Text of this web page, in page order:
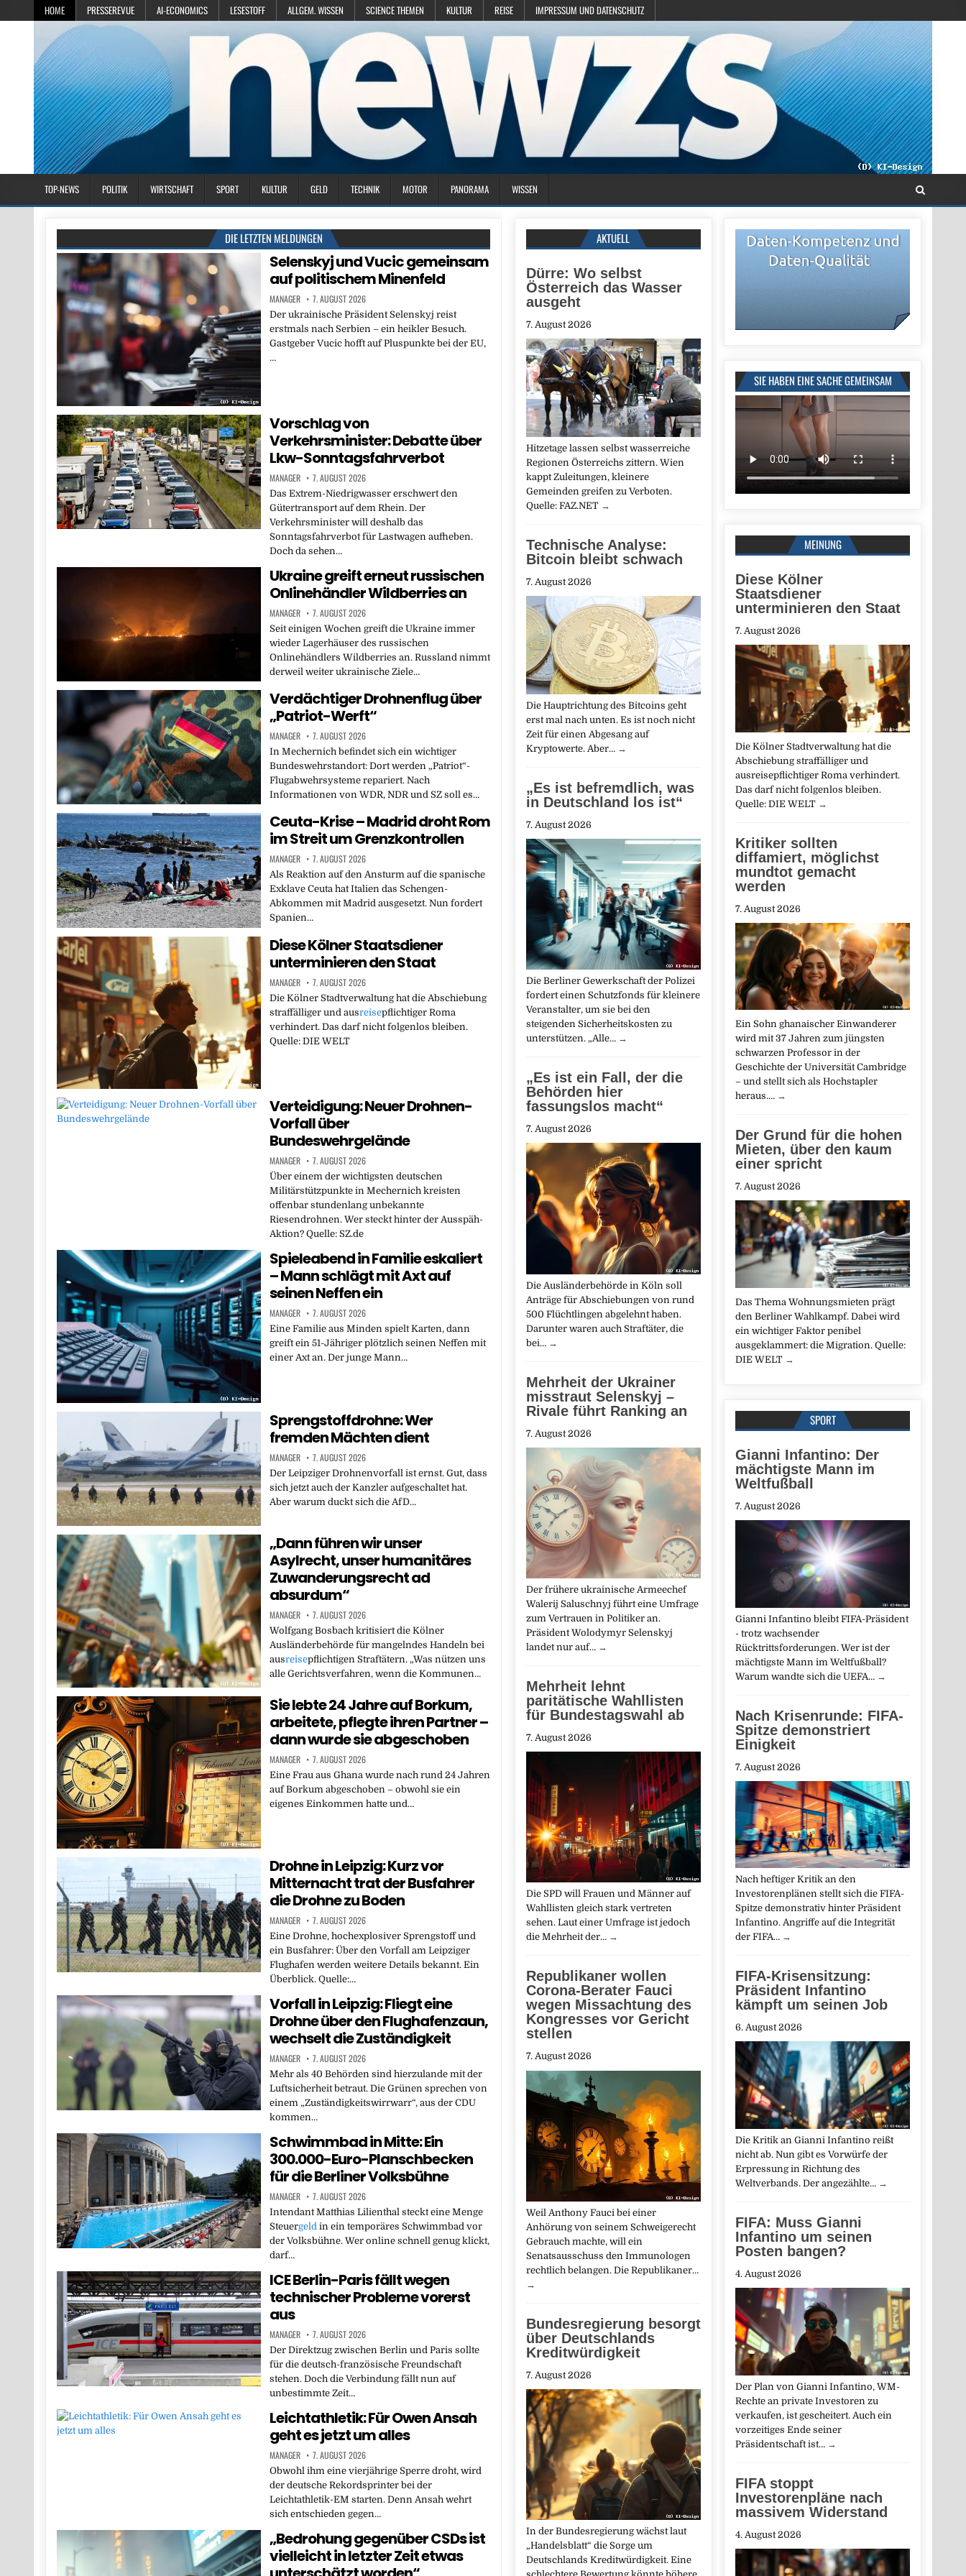
HOME PRESSEREVUE AI-ECONOMICS LESESTOFF ALLGEM. WISSEN SCIENCE THEMEN KULTUR REISE IMPRESSUM UND DATENSCHUTZ
TOP-NEWS POLITIK WIRTSCHAFT SPORT KULTUR GELD TECHNIK MOTOR PANORAMA WISSEN
DIE LETZTEN MELDUNGEN
Selenskyj und Vucic gemeinsam
auf politischem Minenfeld
MANAGER 7. AUGUST 2026
Der ukrainische Präsident Selenskyj reist
erstmals nach Serbien – ein heikler Besuch.
Gastgeber Vucic hofft auf Pluspunkte bei der EU,
…
Vorschlag von
Verkehrsminister: Debatte über
Lkw-Sonntagsfahrverbot
MANAGER 7. AUGUST 2026
Das Extrem-Niedrigwasser erschwert den
Gütertransport auf dem Rhein. Der
Verkehrsminister will deshalb das
Sonntagsfahrverbot für Lastwagen aufheben.
Doch da sehen…
Ukraine greift erneut russischen
Onlinehändler Wildberries an
MANAGER 7. AUGUST 2026
Seit einigen Wochen greift die Ukraine immer
wieder Lagerhäuser des russischen
Onlinehändlers Wildberries an. Russland nimmt
derweil weiter ukrainische Ziele…
Verdächtiger Drohnenflug über
„Patriot-Werft“
MANAGER 7. AUGUST 2026
In Mechernich befindet sich ein wichtiger
Bundeswehrstandort: Dort werden „Patriot“-
Flugabwehrsysteme repariert. Nach
Informationen von WDR, NDR und SZ soll es…
Ceuta-Krise – Madrid droht Rom
im Streit um Grenzkontrollen
MANAGER 7. AUGUST 2026
Als Reaktion auf den Ansturm auf die spanische
Exklave Ceuta hat Italien das Schengen-
Abkommen mit Madrid ausgesetzt. Nun fordert
Spanien…
Diese Kölner Staatsdiener
unterminieren den Staat
MANAGER 7. AUGUST 2026
Die Kölner Stadtverwaltung hat die Abschiebung
straffälliger und ausreisepflichtiger Roma
verhindert. Das darf nicht folgenlos bleiben.
Quelle: DIE WELT
Verteidigung: Neuer Drohnen-
Vorfall über
Bundeswehrgelände
MANAGER 7. AUGUST 2026
Über einem der wichtigsten deutschen
Militärstützpunkte in Mechernich kreisten
offenbar stundenlang unbekannte
Riesendrohnen. Wer steckt hinter der Ausspäh-
Aktion? Quelle: SZ.de
Spieleabend in Familie eskaliert
– Mann schlägt mit Axt auf
seinen Neffen ein
MANAGER 7. AUGUST 2026
Eine Familie aus Minden spielt Karten, dann
greift ein 51-Jähriger plötzlich seinen Neffen mit
einer Axt an. Der junge Mann…
Sprengstoffdrohne: Wer
fremden Mächten dient
MANAGER 7. AUGUST 2026
Der Leipziger Drohnenvorfall ist ernst. Gut, dass
sich jetzt auch der Kanzler aufgeschaltet hat.
Aber warum duckt sich die AfD…
„Dann führen wir unser
Asylrecht, unser humanitäres
Zuwanderungsrecht ad
absurdum“
MANAGER 7. AUGUST 2026
Wolfgang Bosbach kritisiert die Kölner
Ausländerbehörde für mangelndes Handeln bei
ausreisepflichtigen Straftätern. „Was nützen uns
alle Gerichtsverfahren, wenn die Kommunen…
Sie lebte 24 Jahre auf Borkum,
arbeitete, pflegte ihren Partner –
dann wurde sie abgeschoben
MANAGER 7. AUGUST 2026
Eine Frau aus Ghana wurde nach rund 24 Jahren
auf Borkum abgeschoben – obwohl sie ein
eigenes Einkommen hatte und…
Drohne in Leipzig: Kurz vor
Mitternacht trat der Busfahrer
die Drohne zu Boden
MANAGER 7. AUGUST 2026
Eine Drohne, hochexplosiver Sprengstoff und
ein Busfahrer: Über den Vorfall am Leipziger
Flughafen werden weitere Details bekannt. Ein
Überblick. Quelle:…
Vorfall in Leipzig: Fliegt eine
Drohne über den Flughafenzaun,
wechselt die Zuständigkeit
MANAGER 7. AUGUST 2026
Mehr als 40 Behörden sind hierzulande mit der
Luftsicherheit betraut. Die Grünen sprechen von
einem „Zuständigkeitswirrwarr“, aus der CDU
kommen…
Schwimmbad in Mitte: Ein
300.000-Euro-Planschbecken
für die Berliner Volksbühne
MANAGER 7. AUGUST 2026
Intendant Matthias Lilienthal steckt eine Menge
Steuergeldin ein temporäres Schwimmbad vor
der Volksbühne. Wer online schnell genug klickt,
darf…
ICE Berlin-Paris fällt wegen
technischer Probleme vorerst
aus
MANAGER 7. AUGUST 2026
Der Direktzug zwischen Berlin und Paris sollte
für die deutsch-französische Freundschaft
stehen. Doch die Verbindung fällt nun auf
unbestimmte Zeit…
Leichtathletik: Für Owen Ansah
geht es jetzt um alles
MANAGER 7. AUGUST 2026
Obwohl ihm eine vierjährige Sperre droht, wird
der deutsche Rekordsprinter bei der
Leichtathletik-EM starten. Denn Ansah wehrt
sich entschieden gegen…
„Bedrohung gegenüber CSDs ist
vielleicht in letzter Zeit etwas
SIE HABEN EINE SACHE GEMEINSAM
MEINUNG
Diese Kölner
Staatsdiener
unterminieren den Staat
7. August 2026
Die Kölner Stadtverwaltung hat die
Abschiebung straffälliger und
ausreisepflichtiger Roma verhindert.
Das darf nicht folgenlos bleiben.
Quelle: DIE WELT →
Kritiker sollten
diffamiert, möglichst
mundtot gemacht
werden
7. August 2026
Ein Sohn ghanaischer Einwanderer
wird mit 37 Jahren zum jüngsten
schwarzen Professor in der
Geschichte der Universität Cambridge
– und stellt sich als Hochstapler
heraus.… →
Der Grund für die hohen
Mieten, über den kaum
einer spricht
7. August 2026
Das Thema Wohnungsmieten prägt
den Berliner Wahlkampf. Dabei wird
ein wichtiger Faktor penibel
ausgeklammert: die Migration. Quelle:
DIE WELT →
SPORT
Gianni Infantino: Der
mächtigste Mann im
Weltfußball
7. August 2026
Gianni Infantino bleibt FIFA-Präsident
- trotz wachsender
Rücktrittsforderungen. Wer ist der
mächtigste Mann im Weltfußball?
Warum wandte sich die UEFA… →
Nach Krisenrunde: FIFA-
Spitze demonstriert
Einigkeit
7. August 2026
Nach heftiger Kritik an den
Investorenplänen stellt sich die FIFA-
Spitze demonstrativ hinter Präsident
Infantino. Angriffe auf die Integrität
der FIFA… →
FIFA-Krisensitzung:
Präsident Infantino
kämpft um seinen Job
6. August 2026
Die Kritik an Gianni Infantino reißt
nicht ab. Nun gibt es Vorwürfe der
Erpressung in Richtung des
Weltverbands. Der angezählte… →
FIFA: Muss Gianni
Infantino um seinen
Posten bangen?
4. August 2026
Der Plan von Gianni Infantino, WM-
Rechte an private Investoren zu
verkaufen, ist gescheitert. Auch ein
vorzeitiges Ende seiner
Präsidentschaft ist… →
FIFA stoppt
Investorenpläne nach
massivem Widerstand
4. August 2026
AKTUELL
Dürre: Wo selbst
Österreich das Wasser
ausgeht
7. August 2026
Hitzetage lassen selbst wasserreiche
Regionen Österreichs zittern. Wien
kappt Zuleitungen, kleinere
Gemeinden greifen zu Verboten.
Quelle: FAZ.NET →
Technische Analyse:
Bitcoin bleibt schwach
7. August 2026
Die Haupt­richtung des Bitcoins geht
erst mal nach unten. Es ist noch nicht
Zeit für einen Abgesang auf
Kryptowerte. Aber… →
„Es ist befremdlich, was
in Deutschland los ist“
7. August 2026
Die Berliner Gewerkschaft der Polizei
fordert einen Schutzfonds für kleinere
Veranstalter, um sie bei den
steigenden Sicherheitskosten zu
unterstützen. „Alle… →
„Es ist ein Fall, der die
Behörden hier
fassungslos macht“
7. August 2026
Die Ausländerbehörde in Köln soll
Anträge für Abschiebungen von rund
500 Flüchtlingen abgelehnt haben.
Darunter waren auch Straftäter, die
bei… →
Mehrheit der Ukrainer
misstraut Selenskyj –
Rivale führt Ranking an
7. August 2026
Der frühere ukrainische Armeechef
Walerij Saluschnyj führt eine Umfrage
zum Vertrauen in Politiker an.
Präsident Wolodymyr Selenskyj
landet nur auf… →
Mehrheit lehnt
paritätische Wahllisten
für Bundestagswahl ab
7. August 2026
Die SPD will Frauen und Männer auf
Wahllisten gleich stark vertreten
sehen. Laut einer Umfrage ist jedoch
die Mehrheit der… →
Republikaner wollen
Corona-Berater Fauci
wegen Missachtung des
Kongresses vor Gericht
stellen
7. August 2026
Weil Anthony Fauci bei einer
Anhörung von seinem Schweigerecht
Gebrauch machte, will ein
Senatsausschuss den Immunologen
rechtlich belangen. Die Republikaner…
→
Bundesregierung besorgt
über Deutschlands
Kreditwürdigkeit
7. August 2026
In der Bundesregierung wächst laut
„Handelsblatt“ die Sorge um
Deutschlands Kreditwürdigkeit. Eine